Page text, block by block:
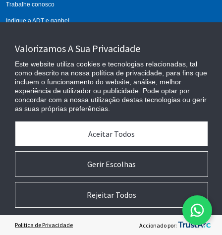
Trabalhe conosco
Indique a ADT e ganhe!
Privacidade
Valorizamos A Sua Privacidade
Este website utiliza cookies e tecnologias relacionadas, tal
como descrito na nossa política de privacidade, para fins que
incluem o funcionamento do website, análise, melhor
experiência de utilizador ou publicidade. Pode optar por
concordar com a nossa utilização destas tecnologias ou gerir
as suas próprias preferências.
Gerir Escolhas
Aceitar Todos
Rejeitar Todos
Politica de Privacidade Accionado por: